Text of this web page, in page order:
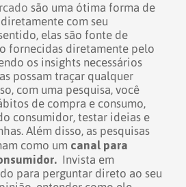
são uma ótima forma de
com seu
elas são fonte de
fornecidas diretamente pelo
os insights necessários
possam traçar qualquer
com uma pesquisa, você
de compra e consumo,
consumidor, testar ideias e
Além disso, as pesquisas
como um canal para
Invista em
para perguntar direto ao seu